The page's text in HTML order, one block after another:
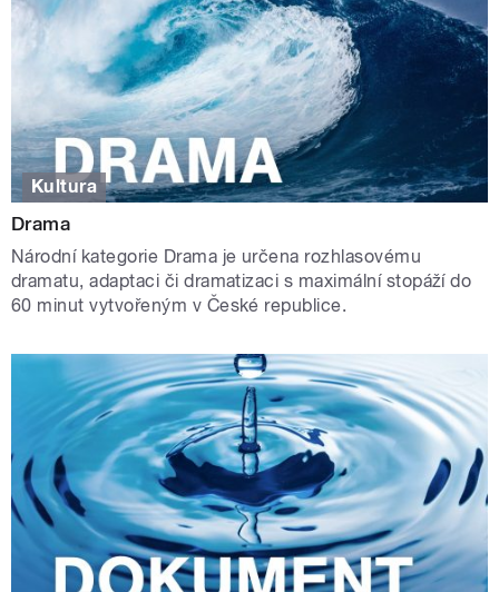
Kultura
Drama
Národní kategorie Drama je určena rozhlasovému
dramatu, adaptaci či dramatizaci s maximální stopáží do
60 minut vytvořeným v České republice.